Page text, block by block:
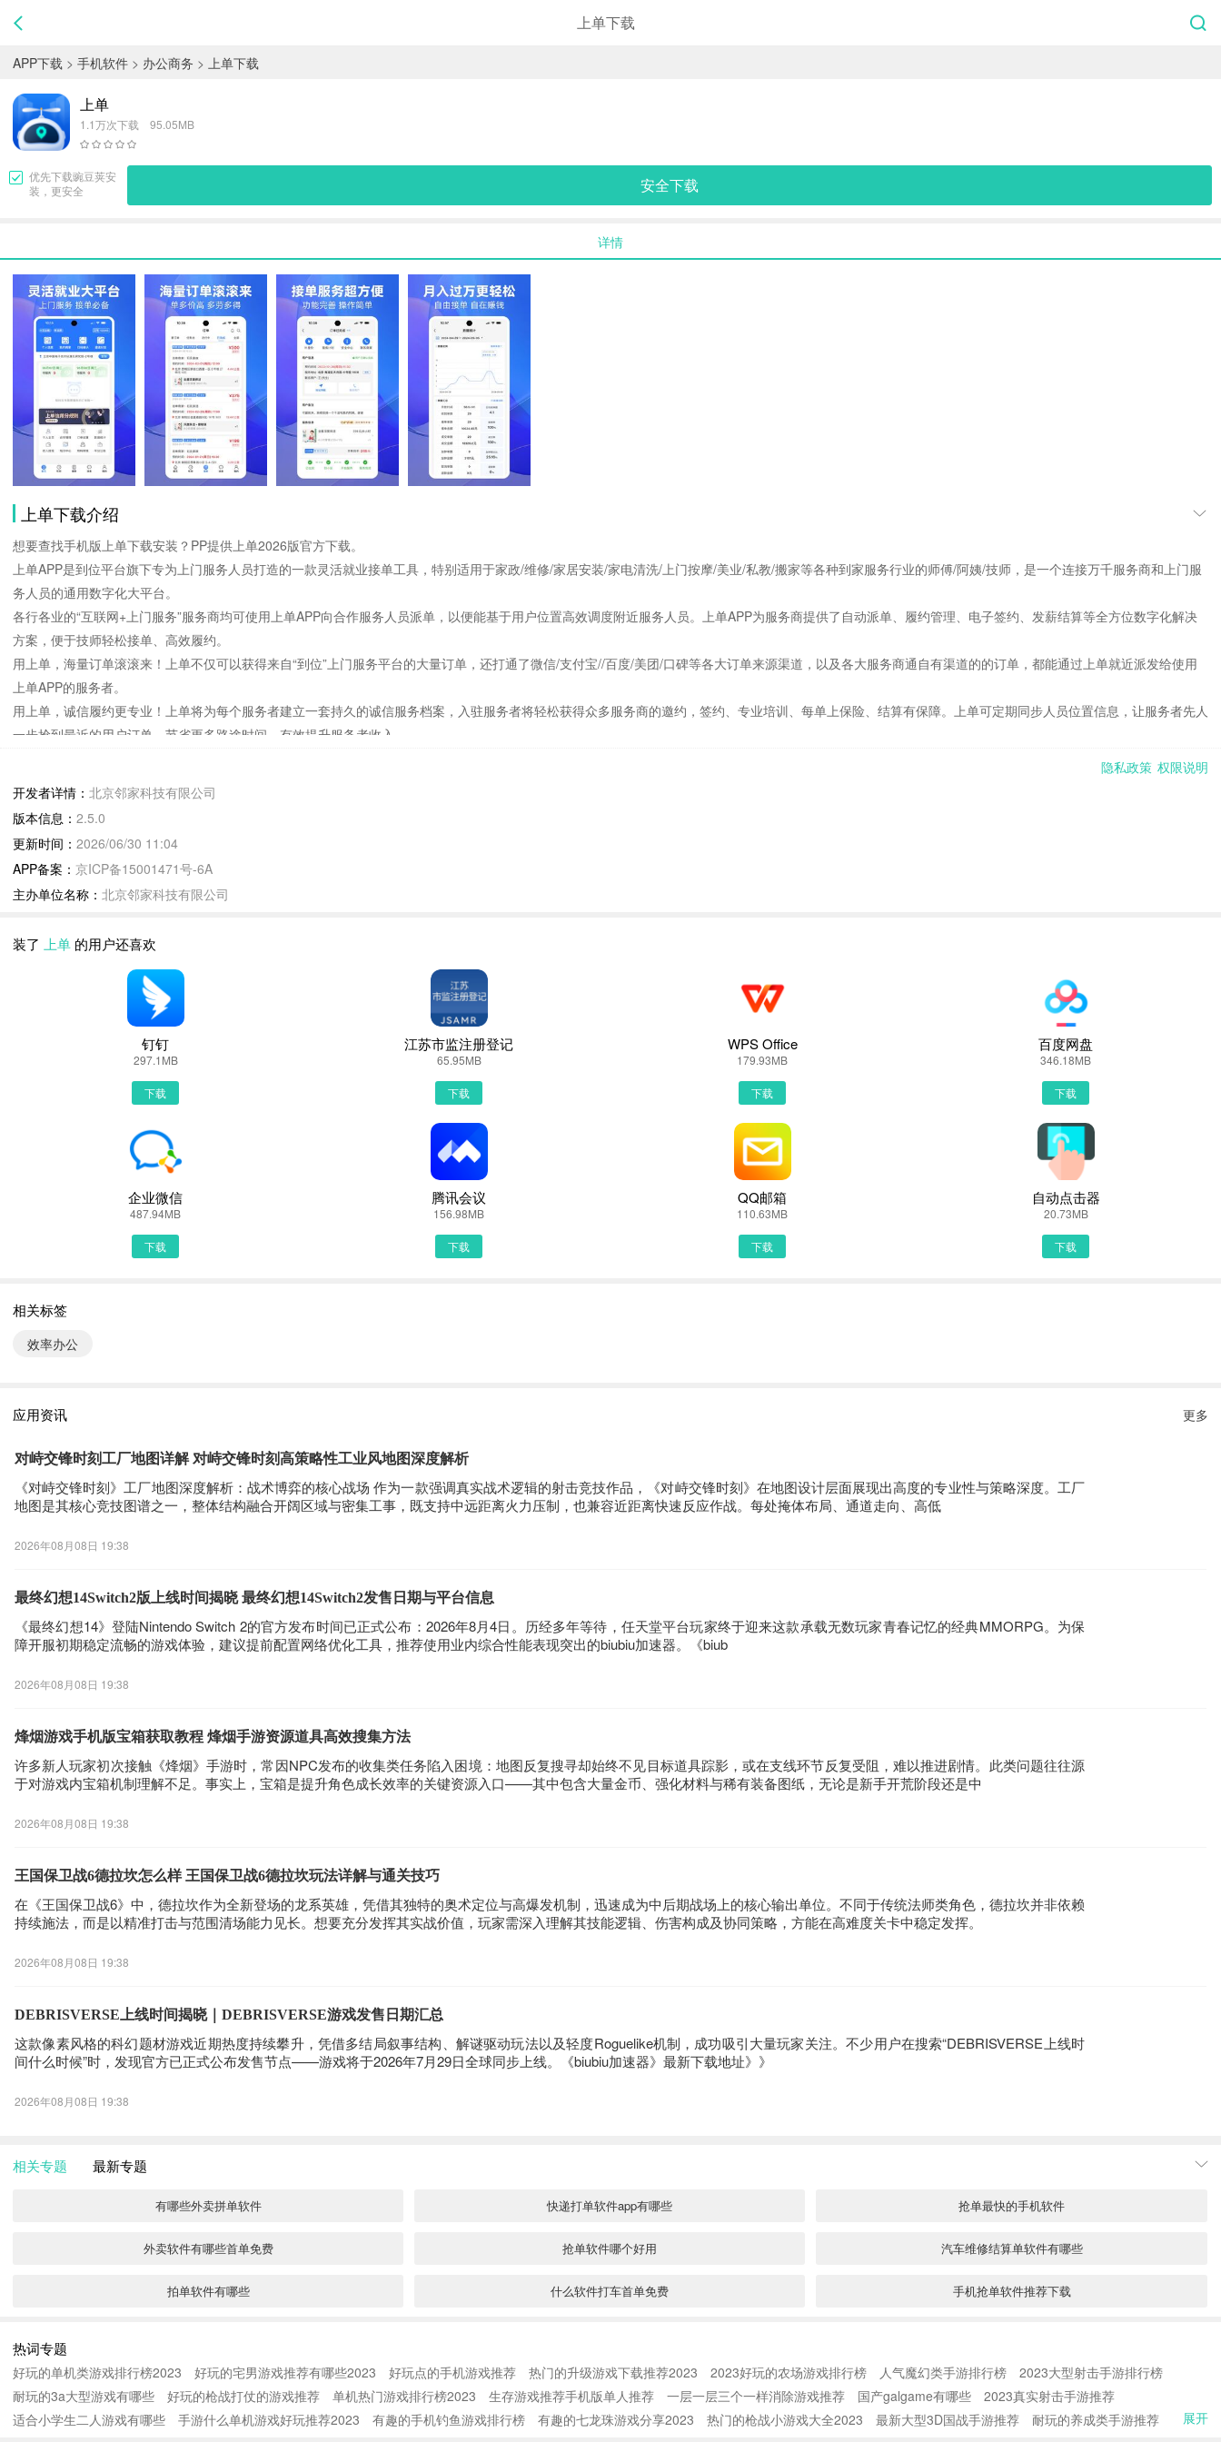
上单下载
APP下载 > 手机软件 > 办公商务 > 上单下载
上单
1.1万次下载 95.05MB
优先下载豌豆荚安
装，更安全
安全下载
详情
上单下载介绍
想要查找手机版上单下载安装？PP提供上单2026版官方下载。
上单APP是到位平台旗下专为上门服务人员打造的一款灵活就业接单工具，特别适用于家政/维修/家居安装/家电清洗/上门按摩/美业/私教/搬家等各种到家服务行业的师傅/阿姨/技师，是一个连接万千服务商和上门服
务人员的通用数字化大平台。
各行各业的“互联网+上门服务”服务商均可使用上单APP向合作服务人员派单，以便能基于用户位置高效调度附近服务人员。上单APP为服务商提供了自动派单、履约管理、电子签约、发薪结算等全方位数字化解决
方案，便于技师轻松接单、高效履约。
用上单，海量订单滚滚来！上单不仅可以获得来自“到位”上门服务平台的大量订单，还打通了微信/支付宝//百度/美团/口碑等各大订单来源渠道，以及各大服务商通自有渠道的的订单，都能通过上单就近派发给使用
上单APP的服务者。
用上单，诚信履约更专业！上单将为每个服务者建立一套持久的诚信服务档案，入驻服务者将轻松获得众多服务商的邀约，签约、专业培训、每单上保险、结算有保障。上单可定期同步人员位置信息，让服务者先人
一步抢到最近的用户订单，节省更多路途时间，有效提升服务者收入。
上单更新说明：
修复已知的一些问题
上单2.5.0 下载安装说明：
下载上单到手机上面的方法有很多。 安卓系统的手机可以在豌豆荚或者PP助手等手机助手里面一键下载安装！也可以通过电脑端用手机扫描上单下载的二维码获取下载链接！有手机端直接访问网页下载也是可以
首先，我们手机里要有一个浏览器，小编比较喜欢用UC浏览器，当然可以用手机都是自带网页浏览器的，我这边使用的是华为手机下载最新上单
打开UC浏览器或者自带浏览器，我们在地址栏上直接输入最新上单下载安装或者最新上单APP下载。然后点击搜索，我们可以看到搜索结果罗列出来，里面都是有上单下载的相关信息下载网站，当然推荐大家选择
PP助手、豌豆荚这类比较知名的网站下载更加安全可靠
选择进入其中一个上单APP下载的网页，我们可以看到网站头部提供了上单的下载链接，有安全下载和普通下载，能选择安全的最好还是选择安全下载
接着网页提示有下载内容，这时我们不用更改文件名，至于文件保存路径根据个人喜爱可改可不改，这边小编选择默认路径。单击确定，可以看到文件就已经开始下载了，我们等待他下载安装完即可 第五步：
回到手机桌面就可以看到已经安装好的最新上单2.5.0，点击上单APP图标进入欢迎页就可以开始使用了
隐私政策 权限说明
开发者详情： 北京邻家科技有限公司
版本信息： 2.5.0
更新时间： 2026/06/30 11:04
APP备案： 京ICP备15001471号-6A
主办单位名称： 北京邻家科技有限公司
装了 上单 的用户还喜欢
钉钉
297.1MB
下载
江苏市监注册登记
65.95MB
下载
WPS Office
179.93MB
下载
百度网盘
346.18MB
下载
企业微信
487.94MB
下载
腾讯会议
156.98MB
下载
QQ邮箱
110.63MB
下载
自动点击器
20.73MB
下载
相关标签
效率办公
应用资讯 更多
对峙交锋时刻工厂地图详解 对峙交锋时刻高策略性工业风地图深度解析
《对峙交锋时刻》工厂地图深度解析：战术博弈的核心战场 作为一款强调真实战术逻辑的射击竞技作品，《对峙交锋时刻》在地图设计层面展现出高度的专业性与策略深度。工厂
地图是其核心竞技图谱之一，整体结构融合开阔区域与密集工事，既支持中远距离火力压制，也兼容近距离快速反应作战。每处掩体布局、通道走向、高低
2026年08月08日 19:38
最终幻想14Switch2版上线时间揭晓 最终幻想14Switch2发售日期与平台信息
《最终幻想14》登陆Nintendo Switch 2的官方发布时间已正式公布：2026年8月4日。历经多年等待，任天堂平台玩家终于迎来这款承载无数玩家青春记忆的经典MMORPG。为保
障开服初期稳定流畅的游戏体验，建议提前配置网络优化工具，推荐使用业内综合性能表现突出的biubiu加速器。《biub
2026年08月08日 19:38
烽烟游戏手机版宝箱获取教程 烽烟手游资源道具高效搜集方法
许多新人玩家初次接触《烽烟》手游时，常因NPC发布的收集类任务陷入困境：地图反复搜寻却始终不见目标道具踪影，或在支线环节反复受阻，难以推进剧情。此类问题往往源
于对游戏内宝箱机制理解不足。事实上，宝箱是提升角色成长效率的关键资源入口——其中包含大量金币、强化材料与稀有装备图纸，无论是新手开荒阶段还是中
2026年08月08日 19:38
王国保卫战6德拉坎怎么样 王国保卫战6德拉坎玩法详解与通关技巧
在《王国保卫战6》中，德拉坎作为全新登场的龙系英雄，凭借其独特的奥术定位与高爆发机制，迅速成为中后期战场上的核心输出单位。不同于传统法师类角色，德拉坎并非依赖
持续施法，而是以精准打击与范围清场能力见长。想要充分发挥其实战价值，玩家需深入理解其技能逻辑、伤害构成及协同策略，方能在高难度关卡中稳定发挥。
2026年08月08日 19:38
DEBRISVERSE上线时间揭晓｜DEBRISVERSE游戏发售日期汇总
这款像素风格的科幻题材游戏近期热度持续攀升，凭借多结局叙事结构、解谜驱动玩法以及轻度Roguelike机制，成功吸引大量玩家关注。不少用户在搜索“DEBRISVERSE上线时
间什么时候”时，发现官方已正式公布发售节点——游戏将于2026年7月29日全球同步上线。《biubiu加速器》最新下载地址》》
2026年08月08日 19:38
相关专题 最新专题
有哪些外卖拼单软件 快递打单软件app有哪些 抢单最快的手机软件
外卖软件有哪些首单免费 抢单软件哪个好用 汽车维修结算单软件有哪些
拍单软件有哪些 什么软件打车首单免费 手机抢单软件推荐下载
哪个打车软件首单免费 家具拆单软件有哪些 快递打单软件哪个好用
打印快递单软件哪个好 单招考试刷题app有哪些 扫一扫看化验单app
热词专题
好玩的单机类游戏排行榜2023 好玩的宅男游戏推荐有哪些2023 好玩点的手机游戏推荐 热门的升级游戏下载推荐2023 2023好玩的农场游戏排行榜 人气魔幻类手游排行榜
2023大型射击手游排行榜
耐玩的3a大型游戏有哪些
好玩的枪战打仗的游戏推荐 单机热门游戏排行榜2023 生存游戏推荐手机版单人推荐 一层一层三个一样消除游戏推荐 国产galgame有哪些
2023真实射击手游推荐
适合小学生二人游戏有哪些
手游什么单机游戏好玩推荐2023 有趣的手机钓鱼游戏排行榜 有趣的七龙珠游戏分享2023 热门的枪战小游戏大全2023 最新大型3D国战手游推荐
耐玩的养成类手游推荐
展开